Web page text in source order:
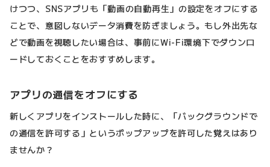
けつつ、SNSアプリも「動画の自動再生」の設定をオフにする
ことで、意図しないデータ消費を防ぎましょう。もし外出先な
どで動画を視聴したい場合は、事前にWi-Fi環境下でダウンロ
ードしておくことをおすすめします。
アプリの通信をオフにする
新しくアプリをインストールした時に、「バックグラウンドで
の通信を許可する」というポップアップを許可した覚えはあり
ませんか？